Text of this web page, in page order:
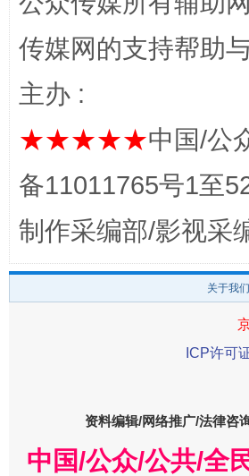
揭开“小金库”的免责幌子
传媒网的支持帮助
主办 :
★★★★★中国/公
备11011765号1至
制作采编部/影视采
关于我们
ICP许可
资料编辑/网络推广/法律咨
中国/公众/公共/全